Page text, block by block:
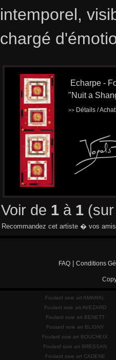
intemporel,
chargé
Echarpe -
"Nuit a
>> Détails /
Voir de 1 à 1
Recommandez cet artiste � vos
FAQ Conditions
Foulard soie art AMARAL
Foulard soie art AVEZARD
Foulard soie art BENETT
Foulard soie art BLIGNY
Foulard soie art BOUCHEIX
Foulard soie art BRESSAN
Foulard soie art CADENE